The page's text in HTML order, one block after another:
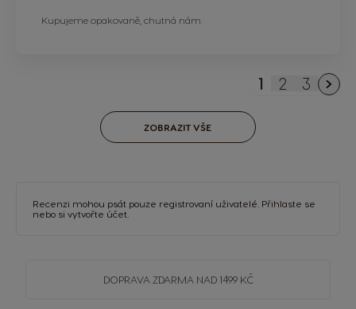
Kupujeme opakovaně, chutná nám.
Právě si
1 Stránka
2 Stránka
3
ZOBRAZIT VŠE
Recenzi mohou psát pouze registrovaní uživatelé. Přihlaste se
nebo si vytvořte účet
DOPRAVA ZDARMA NAD 1499 KČ